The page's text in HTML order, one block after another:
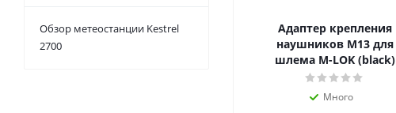
Адаптер крепления
наушников M13 для
шлема M-LOK (black)
Много
Обзор метеостанции Kestrel
2700